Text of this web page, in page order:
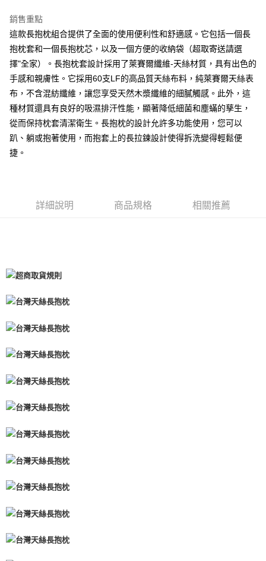
銷售重點
這款長抱枕組合提供了全面的使用便利性和舒適感。它包括一個長
抱枕套和一個長抱枕芯，以及一個方便的收納袋（超取寄送請選
擇"全家）。長抱枕套設計採用了萊賽爾纖維-天絲材質，具有出色的
手感和親膚性。它採用60支LF的高品質天絲布料，純萊賽爾天絲表
布，不含混紡纖維，讓您享受天然木漿纖維的細膩觸感。此外，這
種材質還具有良好的吸濕排汗性能，顯著降低細菌和塵蟎的孳生，
從而保持枕套清潔衛生。長抱枕的設計允許多功能使用，您可以
趴、躺或抱著使用，而抱套上的長拉鍊設計使得拆洗變得輕鬆便
捷。
詳細說明 商品規格 相關推薦